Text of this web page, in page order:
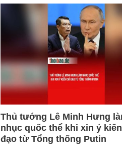
Thủ tướng Lê Minh Hưng
nhục quốc thể khi xin ý
đạo từ Tổng thống Putin